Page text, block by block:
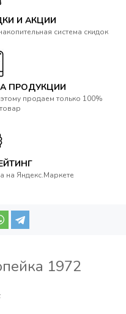
И АКЦИИ
система скидок
ПРОДУКЦИИ
продаем только 100%
на Яндекс.Маркете
1972